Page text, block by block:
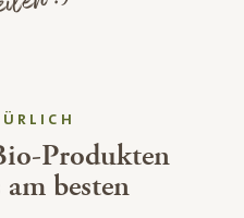
Produkten
besten